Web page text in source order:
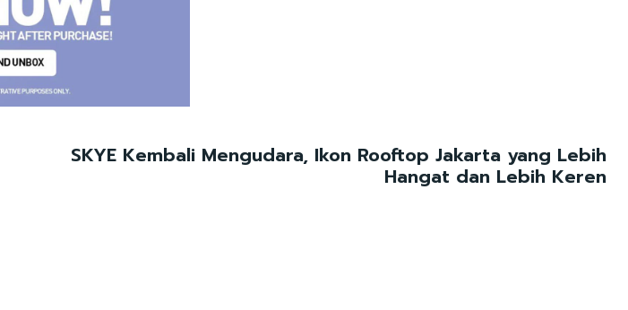
SKYE Kembali Mengudara, Ikon Rooftop Jakarta yang Lebih
Hangat dan Lebih Keren